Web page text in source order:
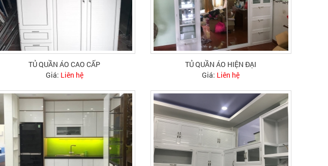
TỦ QUẦN ÁO CAO CẤP
Giá: Liên hệ
TỦ QUẦN ÁO HIỆN ĐẠI
Giá: Liên hệ